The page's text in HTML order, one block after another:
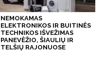
NEMOKAMAS
ELEKTRONIKOS IR BUITINĖS
TECHNIKOS IŠVEŽIMAS
PANEVĖŽIO, ŠIAULIŲ IR
TELŠIŲ RAJONUOSE